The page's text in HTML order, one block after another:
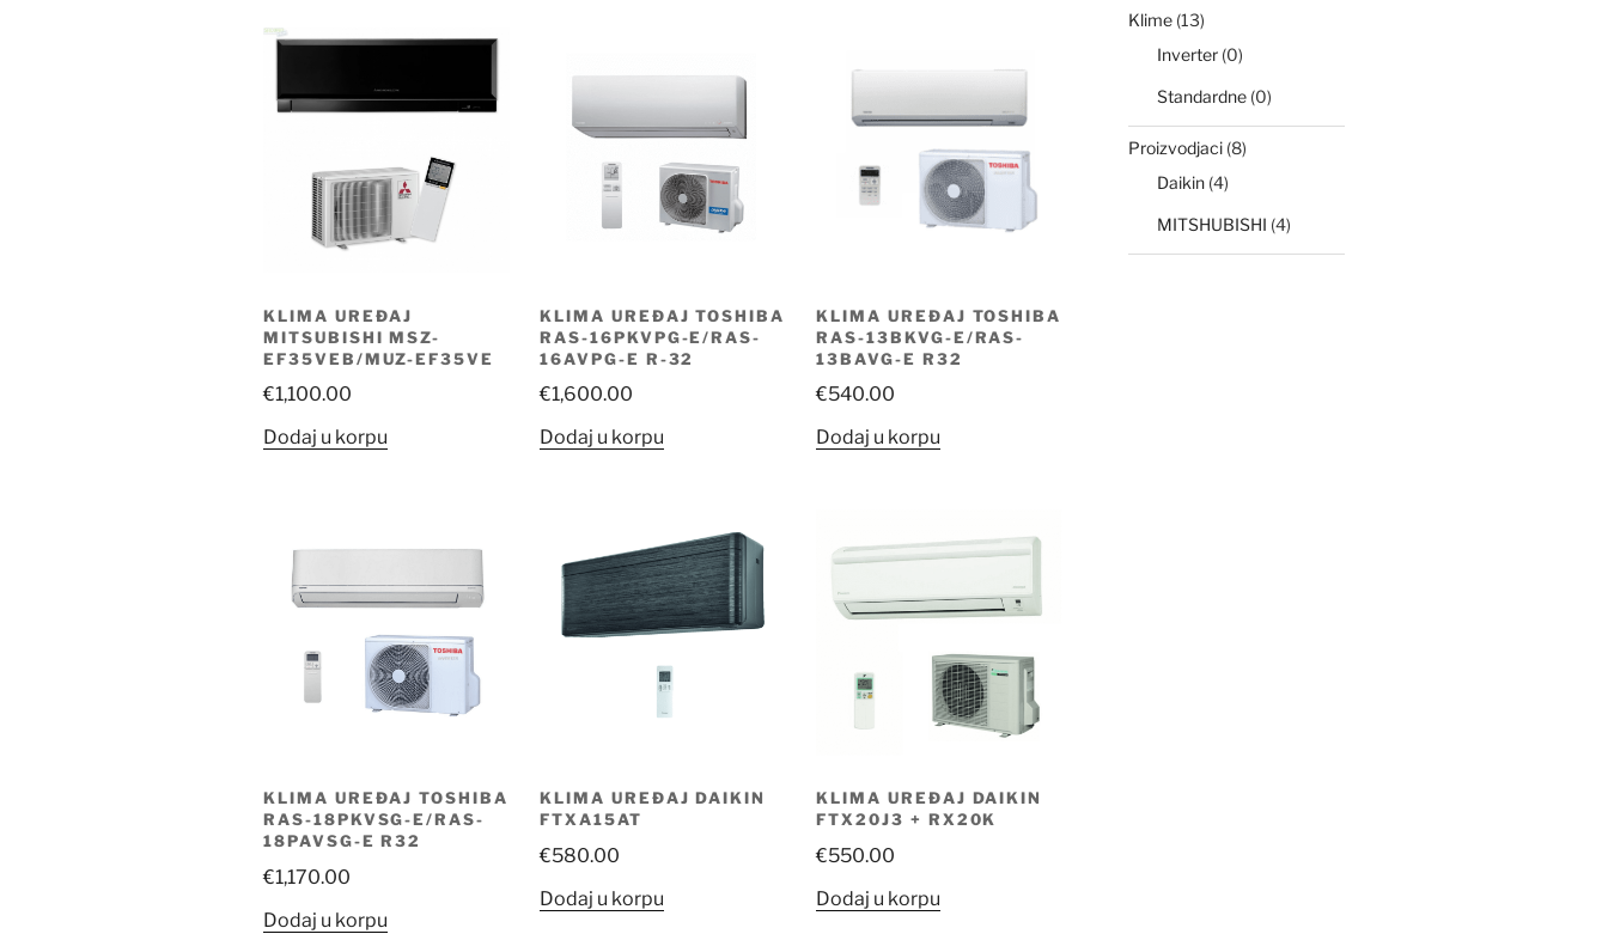
KLIMA UREĐAJ
MITSUBISHI MSZ-
EF35VEB/MUZ-EF35VE
€1,100.00
Dodaj u korpu
KLIMA UREĐAJ TOSHIBA
RAS-16PKVPG-E/RAS-
16AVPG-E R-32
€1,600.00
Dodaj u korpu
KLIMA UREĐAJ TOSHIBA
RAS-13BKVG-E/RAS-
13BAVG-E R32
€540.00
Dodaj u korpu
KLIMA UREĐAJ TOSHIBA
RAS-18PKVSG-E/RAS-
18PAVSG-E R32
€1,170.00
Dodaj u korpu
KLIMA UREĐAJ DAIKIN
FTXA15AT
€580.00
Dodaj u korpu
KLIMA UREĐAJ DAIKIN
FTX20J3 + RX20K
€550.00
Dodaj u korpu
Klime (13)
Inverter (0)
Standardne (0)
Proizvodjaci (8)
Daikin (4)
MITSHUBISHI (4)